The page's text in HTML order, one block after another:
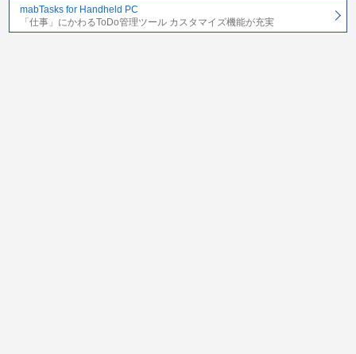
mabTasks for Handheld PC
「仕事」にかわるToDo管理ツール カスタマイズ機能が充実